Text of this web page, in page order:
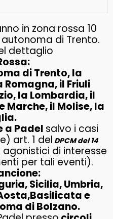
in zona rossa 10
di Trento.
dettaglio
di Trento, la
Romagna, il Friuli
la Lombardia, il
Marche, il Molise, la
a Padel salvo i casi
art. 1 del DPCM del 14
agonistici di interesse
per tali eventi).
Sicilia, Umbria,
e
di Bolzano.